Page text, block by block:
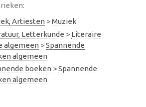
Artiesten >Muziek
Letterkunde > Literaire
algemeen >Spannende
algemeen
boeken >Spannende
algemeen